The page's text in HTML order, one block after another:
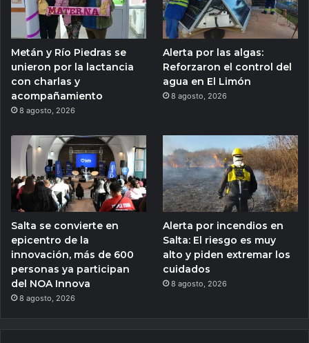
Metán y Río Piedras se
unieron por la lactancia
con charlas y
acompañamiento
8 agosto, 2026
Alerta por las algas:
Reforzaron el control del
agua en El Limón
8 agosto, 2026
Salta se convierte en
epicentro de la
innovación, más de 600
personas ya participan
del NOA Innova
8 agosto, 2026
Alerta por incendios en
Salta: El riesgo es muy
alto y piden extremar los
cuidados
8 agosto, 2026